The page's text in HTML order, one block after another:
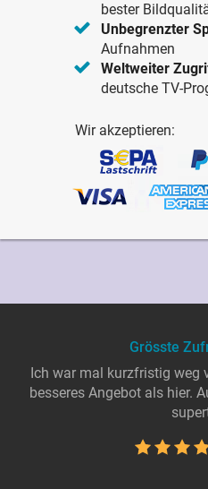
bester
Unbegrenzter
Aufnahmen
Weltweiter
deutsche TV-
Wir akzeptieren:
Grösste
Ich war mal kurzfristig weg
besseres Angebot als hier.